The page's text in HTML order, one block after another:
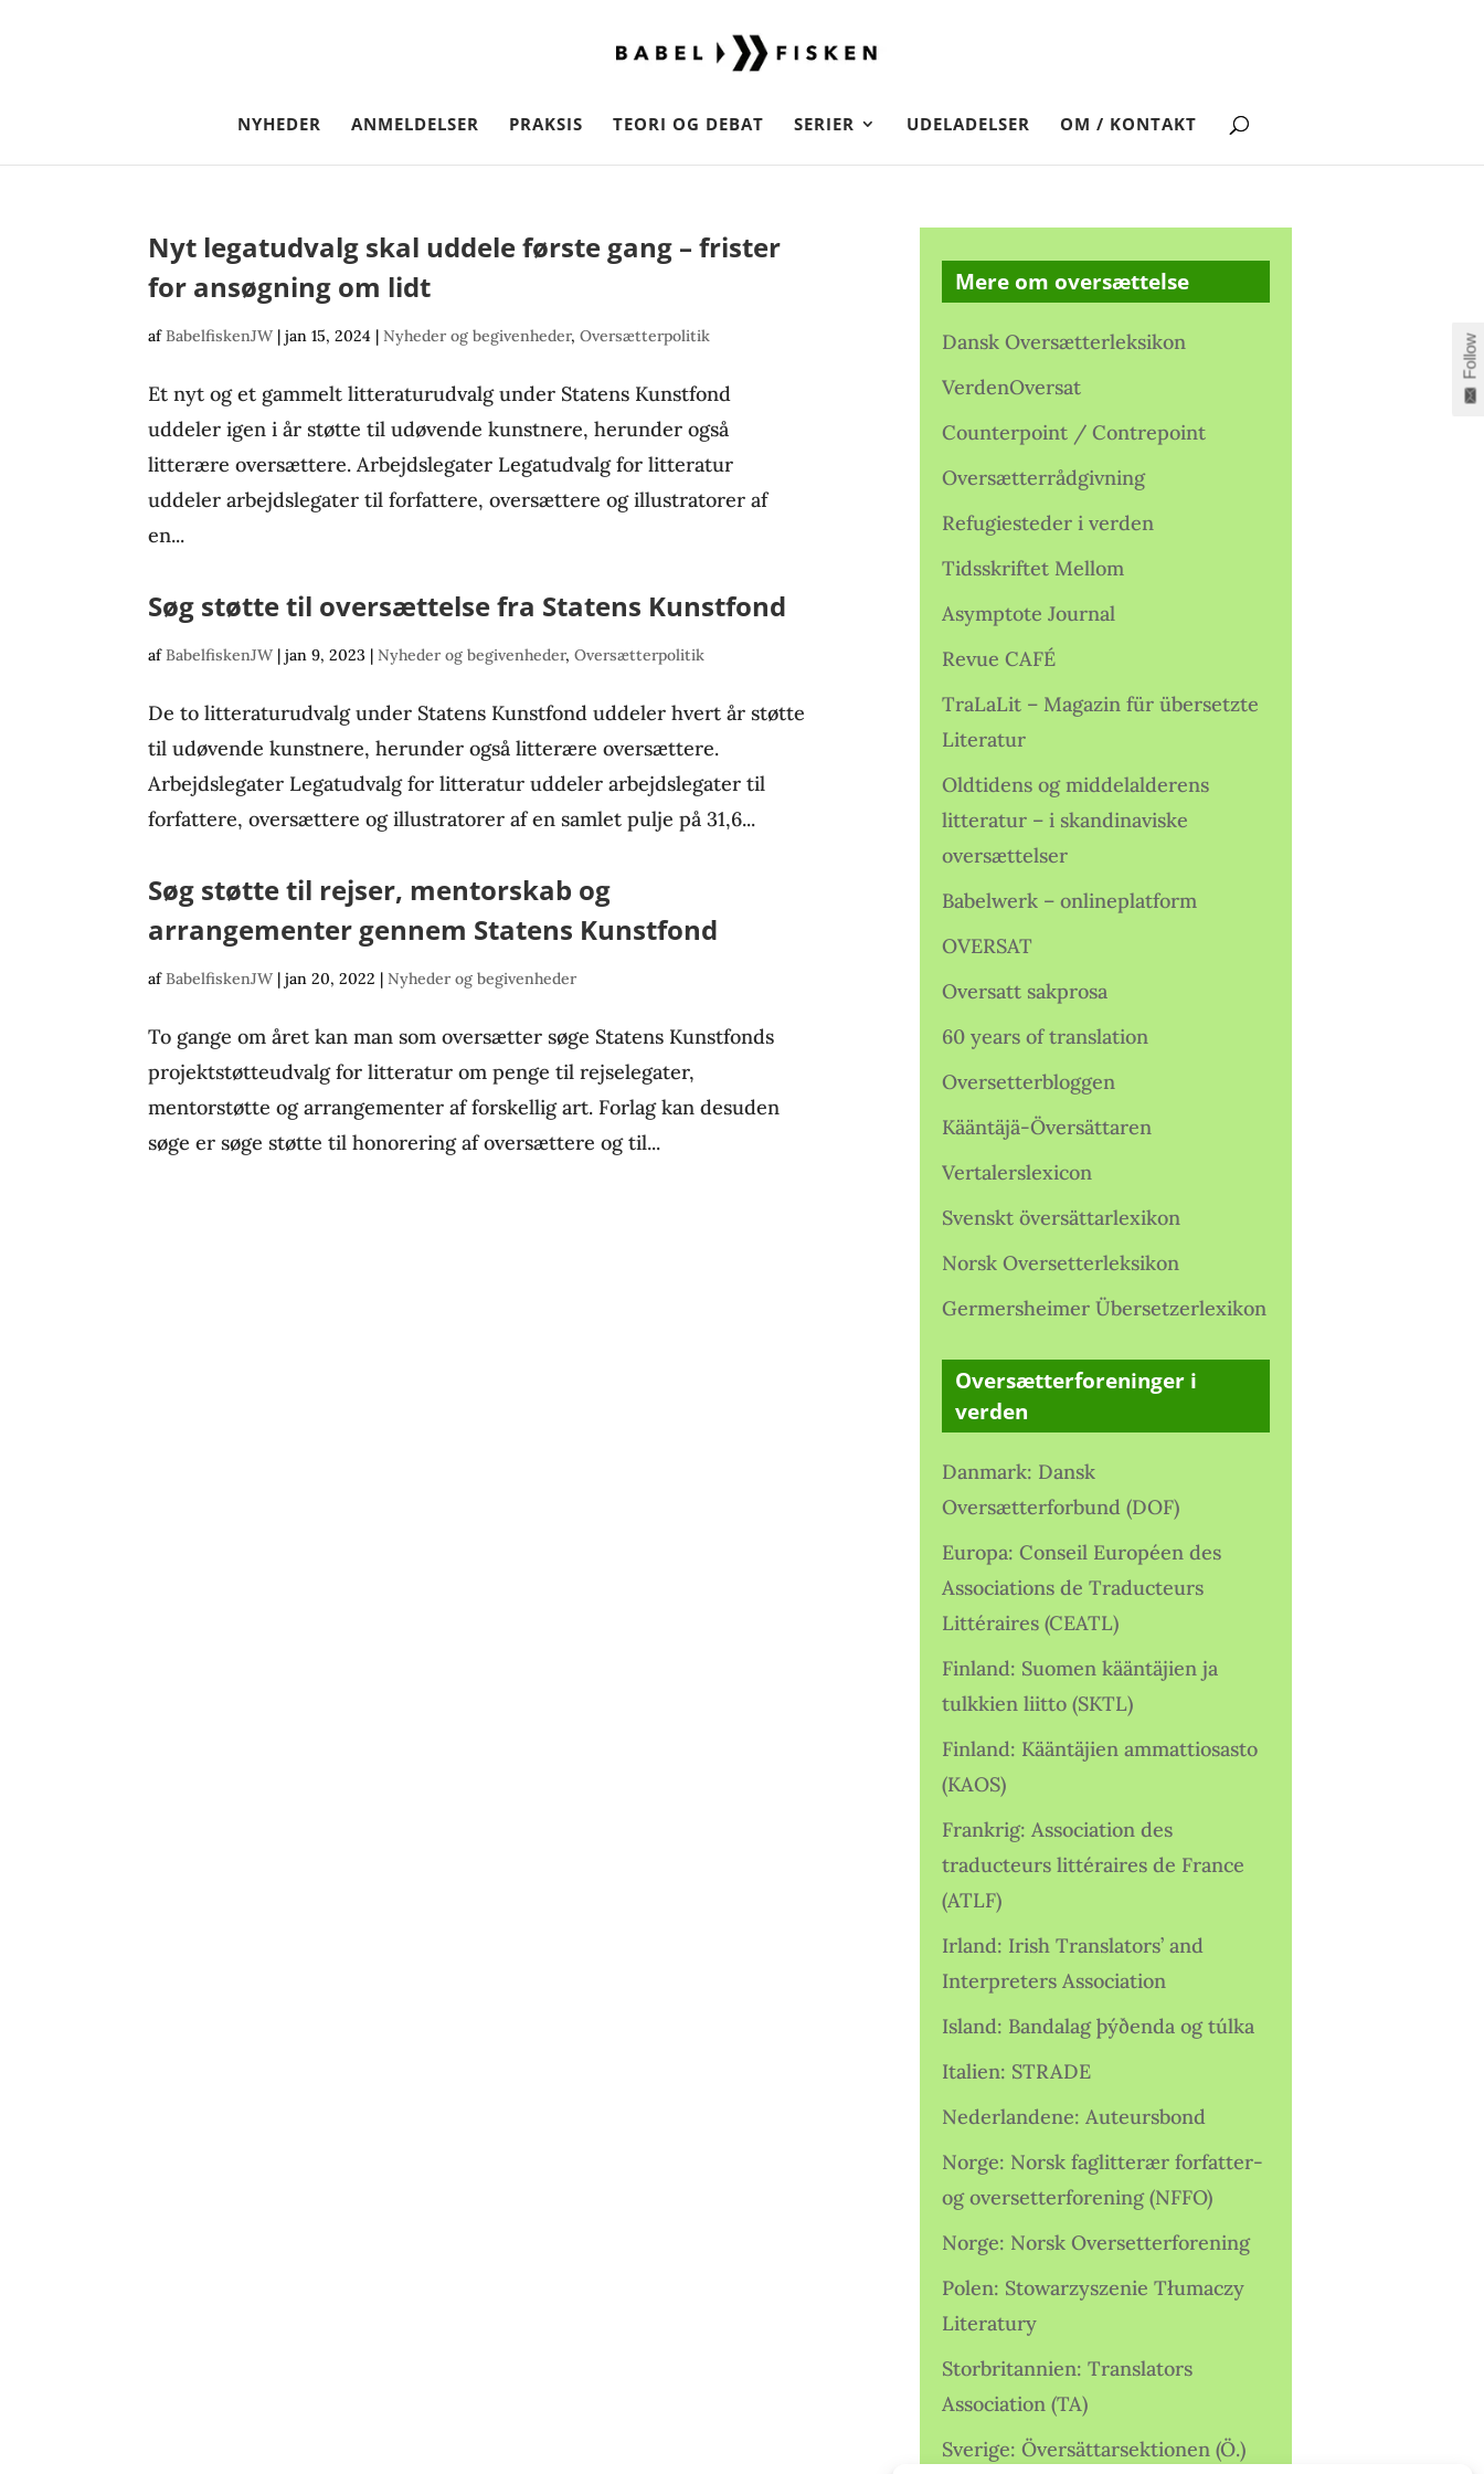
NYHEDER ANMELDELSER PRAKSIS TEORI OG DEBAT SERIER UDELADELSER OM / KONTAKT
Nyt legatudvalg skal uddele første gang – frister
for ansøgning om lidt
afBabelfiskenJW |jan 15, 2024 |Nyheder og begivenheder,Oversætterpolitik
Et nyt og et gammelt litteraturudvalg under Statens Kunstfond
uddeler igen i år støtte til udøvende kunstnere, herunder også
litterære oversættere. Arbejdslegater Legatudvalg for litteratur
uddeler arbejdslegater til forfattere, oversættere og illustratorer af
en...
Søg støtte til oversættelse fra Statens Kunstfond
afBabelfiskenJW |jan 9, 2023 |Nyheder og begivenheder,Oversætterpolitik
De to litteraturudvalg under Statens Kunstfond uddeler hvert år støtte
til udøvende kunstnere, herunder også litterære oversættere.
Arbejdslegater Legatudvalg for litteratur uddeler arbejdslegater til
forfattere, oversættere og illustratorer af en samlet pulje på 31,6...
Søg støtte til rejser, mentorskab og
arrangementer gennem Statens Kunstfond
afBabelfiskenJW |jan 20, 2022 |Nyheder og begivenheder
To gange om året kan man som oversætter søge Statens Kunstfonds
projektstøtteudvalg for litteratur om penge til rejselegater,
mentorstøtte og arrangementer af forskellig art. Forlag kan desuden
søge er søge støtte til honorering af oversættere og til...
Mere om oversættelse
Dansk Oversætterleksikon
VerdenOversat
Counterpoint / Contrepoint
Oversætterrådgivning
Refugiesteder i verden
Tidsskriftet Mellom
Asymptote Journal
Revue CAFÉ
TraLaLit – Magazin für übersetzte
Literatur
Oldtidens og middelalderens
litteratur – i skandinaviske
oversættelser
Babelwerk – onlineplatform
OVERSAT
Oversatt sakprosa
60 years of translation
Oversetterbloggen
Kääntäjä-Översättaren
Vertalerslexicon
Svenskt översättarlexikon
Norsk Oversetterleksikon
Germersheimer Übersetzerlexikon
Oversætterforeninger i
verden
Danmark: Dansk
Oversætterforbund (DOF)
Europa: Conseil Européen des
Associations de Traducteurs
Littéraires (CEATL)
Finland: Suomen kääntäjien ja
tulkkien liitto (SKTL)
Finland: Kääntäjien ammattiosasto
(KAOS)
Frankrig: Association des
traducteurs littéraires de France
(ATLF)
Irland: Irish Translators’ and
Interpreters Association
Island: Bandalag þýðenda og túlka
Italien: STRADE
Nederlandene: Auteursbond
Norge: Norsk faglitterær forfatter-
og oversetterforening (NFFO)
Norge: Norsk Oversetterforening
Polen: Stowarzyszenie Tłumaczy
Literatury
Storbritannien: Translators
Association (TA)
Sverige: Översättarsektionen (Ö.)
Follow